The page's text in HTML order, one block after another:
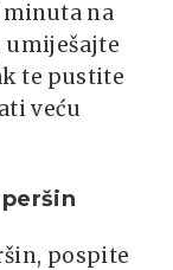
na
umiješajte
te pustite
veću
pospite